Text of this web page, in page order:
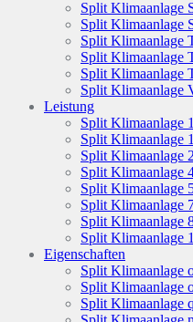
Split Klimaanlage
Split Klimaanlage
Split Klimaanlage
Split Klimaanlage
Split Klimaanlage
Split Klimaanlage
Leistung
Split Klimaanlage
Split Klimaanlage
Split Klimaanlage
Split Klimaanlage
Split Klimaanlage
Split Klimaanlage
Split Klimaanlage
Split Klimaanlage
Eigenschaften
Split Klimaanlage
Split Klimaanlage
Split Klimaanlage